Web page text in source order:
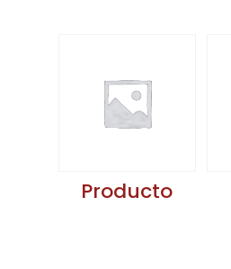
Producto